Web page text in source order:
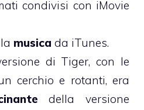
condivisi con iMovie
musica da iTunes.
di Tiger, con le
cerchio e rotanti, era
della versione